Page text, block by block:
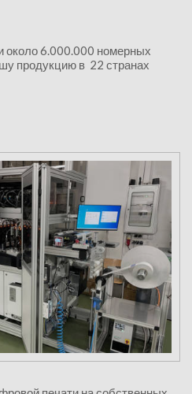
около 6.000.000 номерных
продукцию в 22 странах